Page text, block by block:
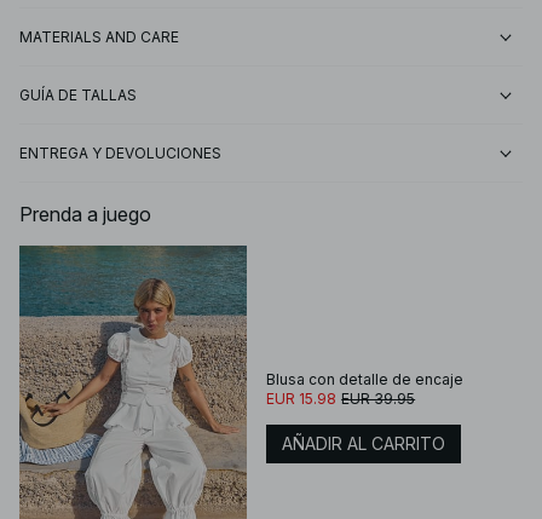
MATERIALS AND CARE
GUÍA DE TALLAS
ENTREGA Y DEVOLUCIONES
Prenda a juego
Blusa con detalle de encaje
EUR 15.98 EUR 39.95
AÑADIR AL CARRITO